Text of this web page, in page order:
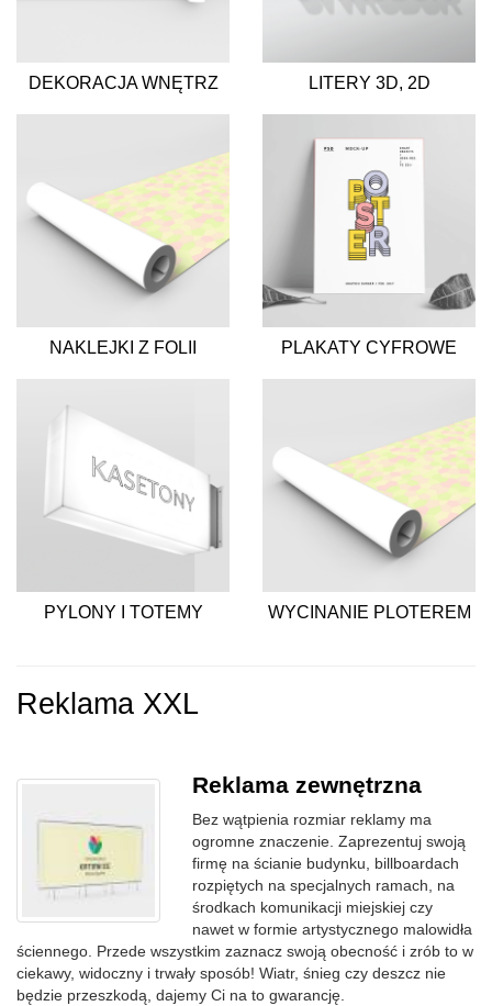
DEKORACJA WNĘTRZ LITERY 3D, 2D
NAKLEJKI Z FOLII PLAKATY CYFROWE
PYLONY I TOTEMY WYCINANIE PLOTEREM
Reklama XXL
Reklama zewnętrzna
Bez wątpienia rozmiar reklamy ma
ogromne znaczenie. Zaprezentuj swoją
firmę na ścianie budynku, billboardach
rozpiętych na specjalnych ramach, na
środkach komunikacji miejskiej czy
nawet w formie artystycznego malowidła
ściennego. Przede wszystkim zaznacz swoją obecność i zrób to w
ciekawy, widoczny i trwały sposób! Wiatr, śnieg czy deszcz nie
będzie przeszkodą, dajemy Ci na to gwarancję.